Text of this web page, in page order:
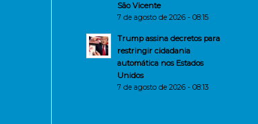
São Vicente
7 de agosto de 2026 - 08:15
Trump assina decretos para
restringir cidadania
automática nos Estados
Unidos
7 de agosto de 2026 - 08:13